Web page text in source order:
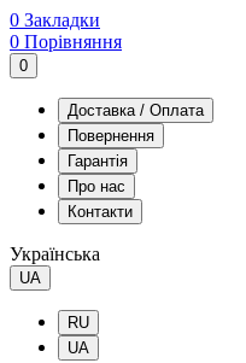
0 Закладки
0 Порівняння
0
Доставка / Оплата
Повернення
Гарантія
Про нас
Контакти
Українська
UA
RU
UA